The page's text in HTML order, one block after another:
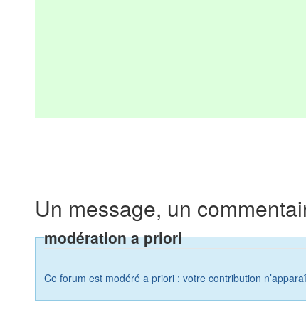
Un message, un
modération a priori
Ce forum est modéré a priori : votre contribution